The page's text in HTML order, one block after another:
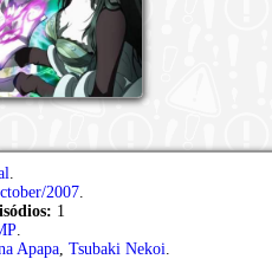
.
2007.
1
.
Apapa, Tsubaki Nekoi.